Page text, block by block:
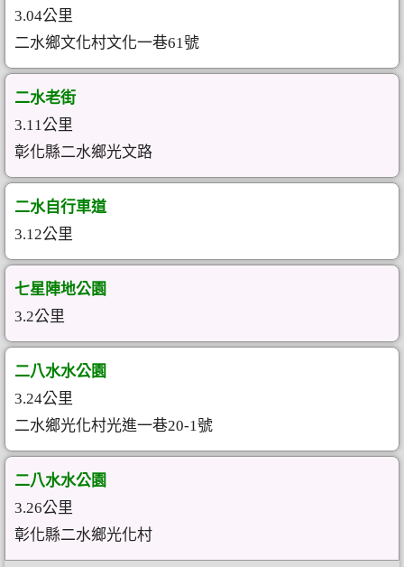
3.04公里
二水鄉文化村文化一巷61號
二水老街
3.11公里
彰化縣二水鄉光文路
二水自行車道
3.12公里
七星陣地公園
3.2公里
二八水水公園
3.24公里
二水鄉光化村光進一巷20-1號
二八水水公園
3.26公里
彰化縣二水鄉光化村